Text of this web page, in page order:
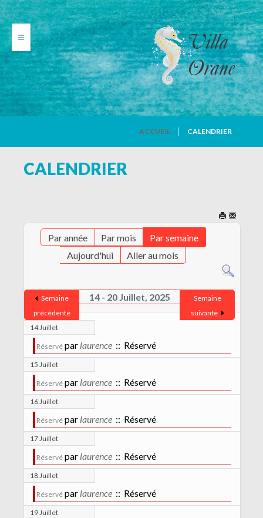
AVIS DE VACANCIERS
CONTACT
MENTIONS LÉGALES
ACCUEIL CALENDRIER
CALENDRIER
Par année Par mois
Par semaine
Aujourd'hui
Aller au mois
Semaine
précédente
14 - 20 Juillet, 2025
Semaine
suivante
14 Juillet
Réservé par laurence :: Réservé
15 Juillet
Réservé par laurence :: Réservé
16 Juillet
Réservé par laurence :: Réservé
17 Juillet
Réservé par laurence :: Réservé
18 Juillet
Réservé par laurence :: Réservé
19 Juillet